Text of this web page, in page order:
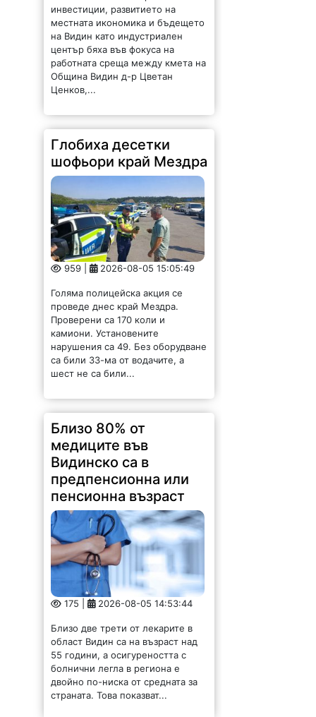
Община Видин д-р Цветан
Ценков,...
Глобиха десетки
шофьори край Мездра
959 | 2026-08-05 15:05:49
Голяма полицейска акция се
проведе днес край Мездра.
Проверени са 170 коли и
камиони. Установените
нарушения са 49. Без оборудване
са били 33-ма от водачите, а
шест не са били...
Близо 80% от
медиците във
предпенсионна или
пенсионна възраст
2026-08-05 14:53:44
Близо две трети от лекарите в
област Видин са на възраст над
55 години, а осигуреността с
болнични легла в региона е
двойно по-ниска от средната за
страната. Това показват...
Жена от Враца си
търси работа-